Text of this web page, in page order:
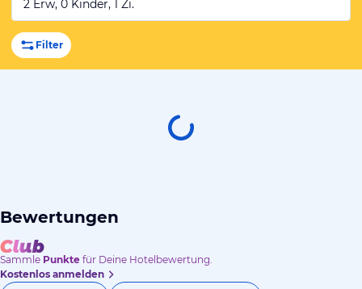
2 Erw, 0 Kinder, 1 Zi.
Filter
Bewertungen
Sammle Punkte für Deine Hotelbewertung.
Kostenlos anmelden